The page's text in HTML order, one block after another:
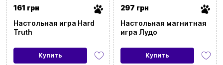
Обучающие (207)
Подарочные (3098)
161 грн
Настольная игра Hard
Truth
Купить
297 грн
Настольная магнитная
игра Лудо
Купить